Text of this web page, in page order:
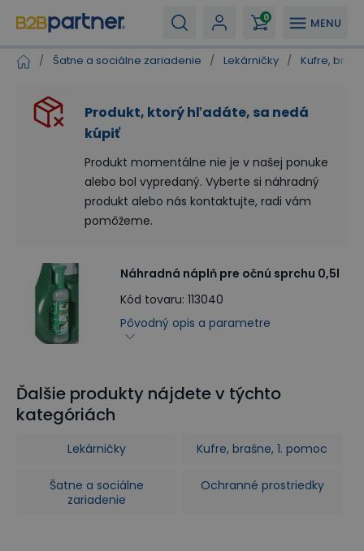
MENU
0
/ Šatne a sociálne zariadenie / Lekárničky / Kufre,
Náhradná náplň pre očnú sprchu 0,5l
Kód tovaru: 113040
Pôvodný opis a parametre
Produkt, ktorý hľadáte, sa nedá
kúpiť
Produkt momentálne nie je v našej ponuke
alebo bol vypredaný. Vyberte si náhradný
produkt alebo nás kontaktujte, radi vám
pomôžeme.
Ďalšie produkty nájdete v týchto
kategóriách
Lekárničky Kufre, brašne, 1. pomoc
Šatne a sociálne
zariadenie
Ochranné prostriedky